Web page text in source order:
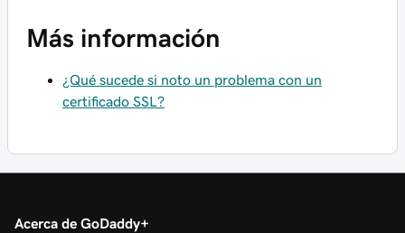
Más información
¿Qué sucede si noto un problema con un
certificado SSL?
Acerca de GoDaddy